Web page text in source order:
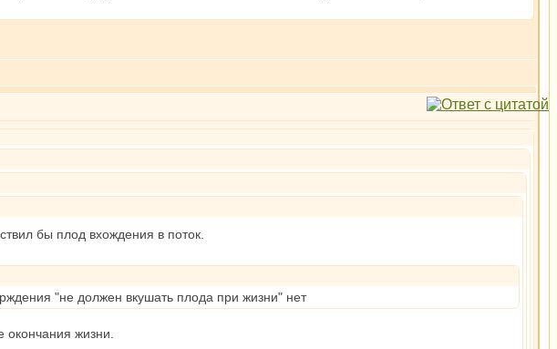
бы плод вхождения в поток.
"не должен вкушать плода при жизни" нет
жизни.